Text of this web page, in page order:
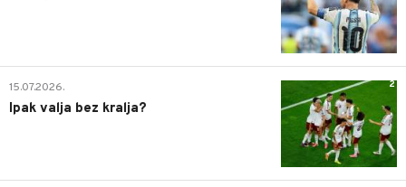
2
15.07.2026.
Ipak valja bez kralja?